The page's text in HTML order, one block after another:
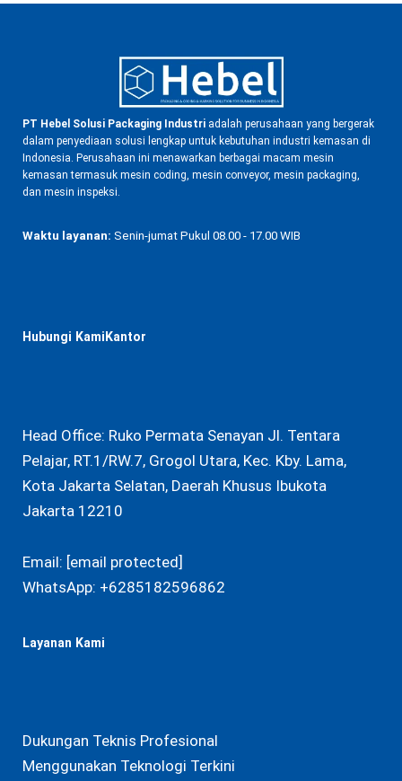
PT Hebel Solusi Packaging Industri adalah perusahaan yang bergerak
dalam penyediaan solusi lengkap untuk kebutuhan industri kemasan di
Indonesia. Perusahaan ini menawarkan berbagai macam mesin
kemasan termasuk mesin coding, mesin conveyor, mesin packaging,
dan mesin inspeksi.
Waktu layanan: Senin-jumat Pukul 08.00 - 17.00 WIB
Hubungi KamiKantor
Head Office: Ruko Permata Senayan Jl. Tentara
Pelajar, RT.1/RW.7, Grogol Utara, Kec. Kby. Lama,
Kota Jakarta Selatan, Daerah Khusus Ibukota
Jakarta 12210
Email: [email protected]
WhatsApp: +6285182596862
Layanan Kami
Dukungan Teknis Profesional
Menggunakan Teknologi Terkini